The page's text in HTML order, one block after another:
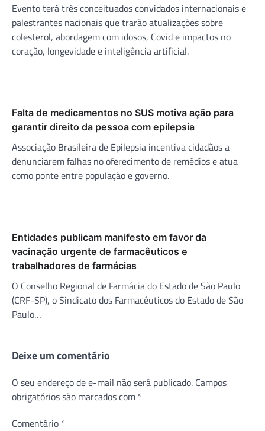
Evento terá três conceituados convidados internacionais e
palestrantes nacionais que trarão atualizações sobre
colesterol, abordagem com idosos, Covid e impactos no
coração, longevidade e inteligência artificial.
Falta de medicamentos no SUS motiva ação para
garantir direito da pessoa com epilepsia
Associação Brasileira de Epilepsia incentiva cidadãos a
denunciarem falhas no oferecimento de remédios e atua
como ponte entre população e governo.
Entidades publicam manifesto em favor da
vacinação urgente de farmacêuticos e
trabalhadores de farmácias
O Conselho Regional de Farmácia do Estado de São Paulo
(CRF-SP), o Sindicato dos Farmacêuticos do Estado de São
Paulo…
Deixe um comentário
O seu endereço de e-mail não será publicado. Campos
obrigatórios são marcados com *
Comentário *